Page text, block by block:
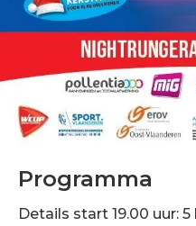
Programma
Details start 19.00 uur: